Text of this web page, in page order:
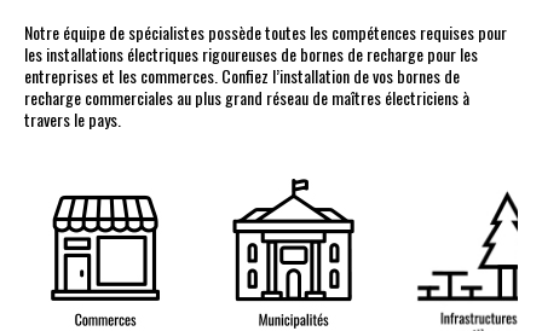
Notre équipe de spécialistes possède toutes les compétences requises pour
les installations électriques rigoureuses de bornes de recharge pour les
entreprises et les commerces. Confiez l’installation de vos bornes de
recharge commerciales au plus grand réseau de maîtres électriciens à
travers le pays.